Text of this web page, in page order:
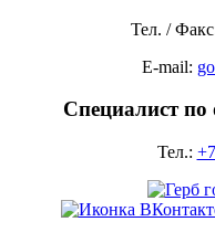
Тел. /
E-mail:
Специалист
Тел.: